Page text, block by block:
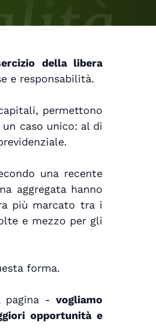
della libera
e responsabilità.
permettono
caso unico: al di
una recente
aggregata hanno
più marcato tra i
e mezzo per gli
forma.
pagina - vogliamo
opportunità e